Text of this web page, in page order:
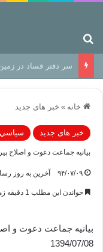
سر دفتر فساد در
خانه » خبر های جدید
خبر های جدید
بيانيه جماعت دعوت و اصلاح
۹۴/۰۷/۰۹ آخرین به روز رسانی:
خواندن این مطلب 1 دقیقه زمان میبرد
بيانيه جماعت دعوت و
1394/07/08